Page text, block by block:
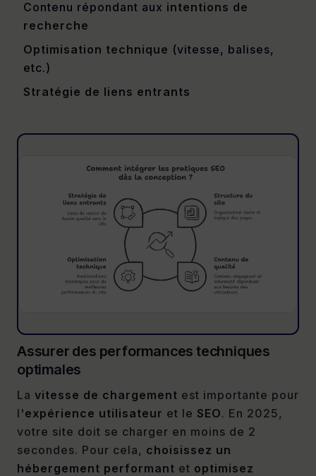
Contenu répondant aux intentions de
recherche
Optimisation technique (vitesse, balises,
etc.)
Stratégie de liens entrants
Assurer des performances techniques
optimales
La vitesse de chargement est importante pour
l'expérience utilisateur et le SEO. En 2025,
votre site doit se charger en moins de 2
secondes. Pour cela, choisissez un
hébergement performant et optimisez